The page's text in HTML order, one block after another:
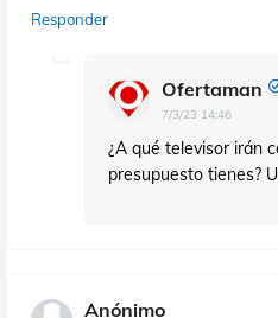
Responder
Ofertaman
7/3/23 14:46
¿A qué televisor irán
presupuesto tienes?
Anónimo